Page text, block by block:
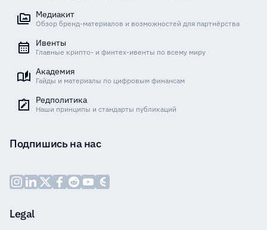
Медиакит
Обзор бренд-материалов и возможностей для партнёрства
Ивенты
Главные крипто- и финтех-ивенты по всему миру
Академия
Гайды и материалы по цифровым финансам
Редполитика
Наши принципы и стандарты публикаций
Подпишись на нас
Legal